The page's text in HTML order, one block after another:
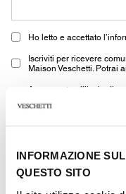
INFORMAZIONE
QUESTO SITO
Ho letto e accettato
Iscriviti per ricevere
Maison Veschetti. Potrai
Acconsento all’invio di
per comunicazioni
terzi)
* i campi contrassegnati